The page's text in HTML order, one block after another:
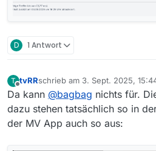
D 1 Antwort
T
Offline
tvRRschrieb am 3. Sept. 2025,
zuletzt editiert von
Da kann @bagbag nichts für.
dazu stehen tatsächlich so in
der MV App auch so aus: